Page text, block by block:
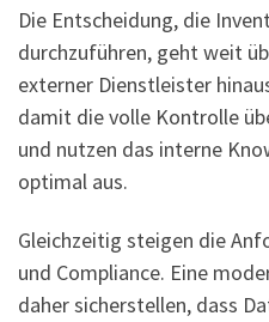
Die Entscheidung, die
durchzuführen, geht weit
externer Dienstleister
damit die volle Kontrolle
und nutzen das interne
optimal aus.
Gleichzeitig steigen die
und Compliance. Eine
daher sicherstellen, dass